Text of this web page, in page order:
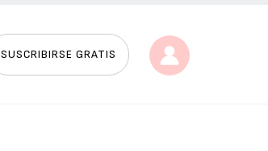
SUSCRIBIRSE GRATIS